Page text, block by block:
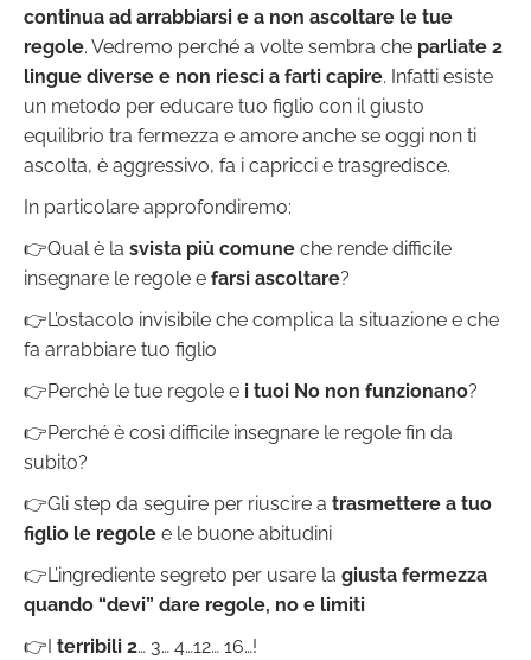
continua ad arrabbiarsi e a non ascoltare le tue
regole. Vedremo perché a volte sembra che parliate 2
lingue diverse e non riesci a farti capire. Infatti esiste
un metodo per educare tuo figlio con il giusto
equilibrio tra fermezza e amore anche se oggi non ti
ascolta, è aggressivo, fa i capricci e trasgredisce.
In particolare approfondiremo:
👉Qual è la svista più comune che rende difficile
insegnare le regole e farsi ascoltare?
👉L’ostacolo invisibile che complica la situazione e che
fa arrabbiare tuo figlio
👉Perchè le tue regole e i tuoi No non funzionano?
👉Perché è così difficile insegnare le regole fin da
subito?
👉Gli step da seguire per riuscire a trasmettere a tuo
figlio le regole e le buone abitudini
👉L’ingrediente segreto per usare la giusta fermezza
quando “devi” dare regole, no e limiti
👉I terribili 2… 3… 4…12… 16…!